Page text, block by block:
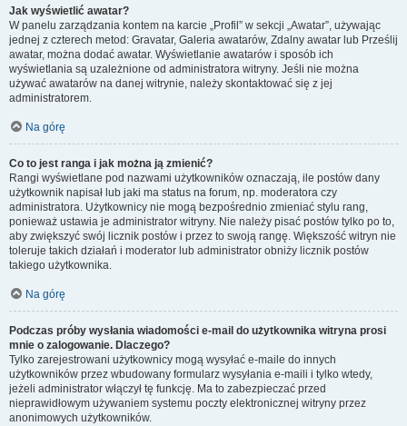
Jak wyświetlić awatar?
W panelu zarządzania kontem na karcie „Profil” w sekcji „Awatar”, używając
jednej z czterech metod: Gravatar, Galeria awatarów, Zdalny awatar lub Prześlij
awatar, można dodać awatar. Wyświetlanie awatarów i sposób ich
wyświetlania są uzależnione od administratora witryny. Jeśli nie można
używać awatarów na danej witrynie, należy skontaktować się z jej
administratorem.
Na górę
Co to jest ranga i jak można ją zmienić?
Rangi wyświetlane pod nazwami użytkowników oznaczają, ile postów dany
użytkownik napisał lub jaki ma status na forum, np. moderatora czy
administratora. Użytkownicy nie mogą bezpośrednio zmieniać stylu rang,
ponieważ ustawia je administrator witryny. Nie należy pisać postów tylko po to,
aby zwiększyć swój licznik postów i przez to swoją rangę. Większość witryn nie
toleruje takich działań i moderator lub administrator obniży licznik postów
takiego użytkownika.
Na górę
Podczas próby wysłania wiadomości e-mail do użytkownika witryna prosi
mnie o zalogowanie. Dlaczego?
Tylko zarejestrowani użytkownicy mogą wysyłać e-maile do innych
użytkowników przez wbudowany formularz wysyłania e-maili i tylko wtedy,
jeżeli administrator włączył tę funkcję. Ma to zabezpieczać przed
nieprawidłowym używaniem systemu poczty elektronicznej witryny przez
anonimowych użytkowników.